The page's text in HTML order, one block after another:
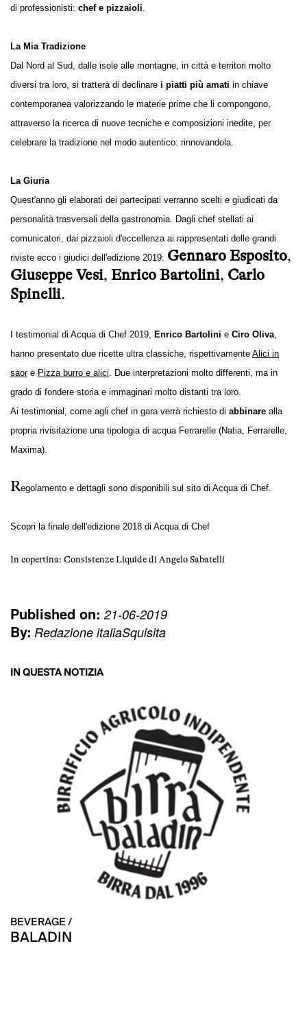
di professionisti: chef e pizzaioli.
La Mia Tradizione
Dal Nord al Sud, dalle isole alle montagne, in città e territori molto
diversi tra loro, si tratterà di declinare i piatti più amati in chiave
contemporanea valorizzando le materie prime che li compongono,
attraverso la ricerca di nuove tecniche e composizioni inedite, per
celebrare la tradizione nel modo autentico: rinnovandola.
La Giuria
Quest'anno gli elaborati dei partecipati verranno scelti e giudicati da
personalità trasversali della gastronomia. Dagli chef stellati ai
comunicatori, dai pizzaioli d'eccellenza ai rappresentati delle grandi
riviste ecco i giudici dell'edizione 2019: Gennaro Esposito,
Giuseppe Vesi, Enrico Bartolini, Carlo
Spinelli.
I testimonial di Acqua di Chef 2019, Enrico Bartolini e Ciro Oliva,
hanno presentato due ricette ultra classiche, rispettivamente Alici in
saore Pizza burro e alici. Due interpretazioni molto differenti, ma in
grado di fondere storia e immaginari molto distanti tra loro.
Ai testimonial, come agli chef in gara verràrichiesto di abbinare alla
propria rivisitazione una tipologia di acqua Ferrarelle (Natia, Ferrarelle,
Maxima).
Regolamento e dettagli sono disponibili sul sito di Acqua di Chef.
Scopri la finale dell'edizione 2018 di Acqua di Chef
In copertina: Consistenze Liquide di Angelo Sabatelli
Published on: 21-06-2019
By: Redazione italiaSquisita
IN QUESTA NOTIZIA
BEVERAGE /
BALADIN